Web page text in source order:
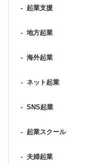
- 起業支援
- 地方起業
- 海外起業
- ネット起業
- SNS起業
- 起業スクール
- 夫婦起業